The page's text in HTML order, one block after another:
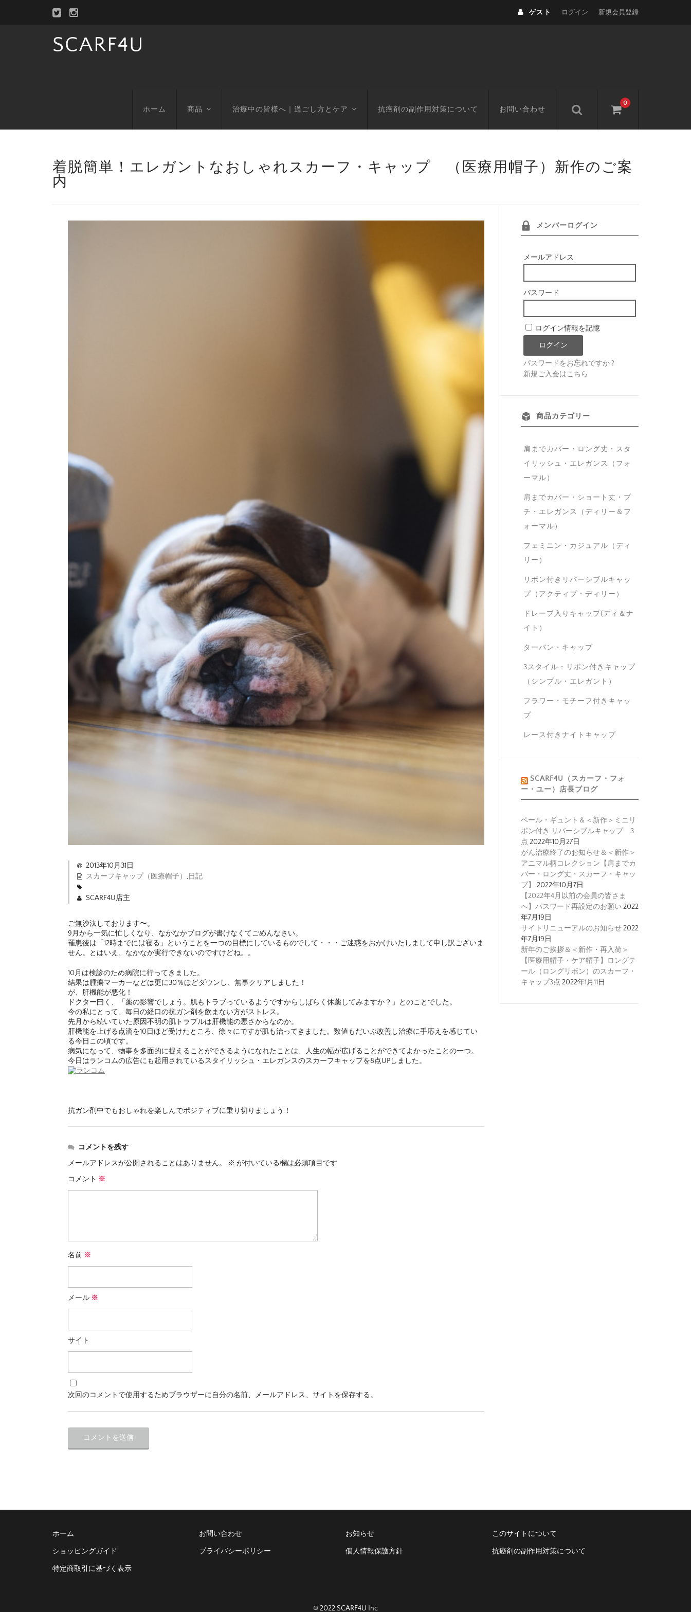
SCARF4U
ゲスト ログイン 新規会員登録
0
ホーム 商品 治療中の皆様へ｜過ごし方とケア 抗癌剤の副作用対策について お問い合わせ
着脱簡単！エレガントなおしゃれスカーフ・キャップ （医療用帽子）新作のご案
内
2013年10月31日
スカーフキャップ（医療帽子） ,日記
SCARF4U店主
ご無沙汰しております〜。
9月から一気に忙しくなり、なかなかブログが書けなくてごめんなさい。
罹患後は「12時までには寝る」ということを一つの目標にしているものでして・・・ご迷惑をおかけいたしまして申し訳ございま
せん。とはいえ、なかなか実行できないのですけどね。。
10月は検診のため病院に行ってきました。
結果は腫瘍マーカーなどは更に30％ほどダウンし、無事クリアしました！
が、肝機能が悪化！
ドクター曰く、「薬の影響でしょう。肌もトラブっているようですからしばらく休薬してみますか？」とのことでした。
今の私にとって、毎日の経口の抗ガン剤を飲まない方がストレス。
先月から続いていた原因不明の肌トラブルは肝機能の悪さからなのか。
肝機能を上げる点滴を10日ほど受けたところ、徐々にですが肌も治ってきました。数値もだいぶ改善し治療に手応えを感じてい
る今日この頃です。
病気になって、物事を多面的に捉えることができるようになれたことは、人生の幅が広げることができてよかったことの一つ。
今日はランコムの広告にも起用されているスタイリッシュ・エレガンスのスカーフキャップを8点UPしました。
抗ガン剤中でもおしゃれを楽しんでポジティブに乗り切りましょう！
コメントを残す
メールアドレスが公開されることはありません。
※ が付いている欄は必須項目です
コメント ※
名前 ※
メール ※
サイト
次回のコメントで使用するためブラウザーに自分の名前、メールアドレス、サイトを保存する。
メンバーログイン
メールアドレス
パスワード
ログイン情報を記憶
パスワードをお忘れですか ?
新規ご入会はこちら
商品カテゴリー
肩までカバー・ロング丈・スタ
イリッシュ・エレガンス（フォ
ーマル）
肩までカバー・ショート丈・プ
チ・エレガンス（ディリー＆フ
ォーマル）
フェミニン・カジュアル（ディ
リー）
リボン付きリバーシブルキャッ
プ（アクティブ・ディリー）
ドレープ入りキャップ(ディ＆ナ
イト）
ターバン・キャップ
3スタイル・リボン付きキャップ
（シンプル・エレガント）
フラワー・モチーフ付きキャッ
プ
レース付きナイトキャップ
SCARF4U（スカーフ・フォ
ー・ユー）店長ブログ
ペール・ギュント＆＜新作＞ミニリ
ボン付き リバーシブルキャップ 3
点 2022年10月27日
がん治療終了のお知らせ＆＜新作＞
アニマル柄コレクション【肩までカ
バー・ロング丈・スカーフ・キャッ
プ】
2022年10月7日
【2022年4月以前の会員の皆さま
へ】パスワード再設定のお願い 2022
年7月19日
サイトリニューアルのお知らせ2022
年7月19日
新年のご挨拶＆＜新作・再入荷＞
【医療用帽子・ケア帽子】ロングテ
ール（ロングリボン）のスカーフ・
キャップ3点 2022年1月11日
ホーム お問い合わせ お知らせ このサイトについて
ショッピングガイド プライバシーポリシー 個人情報保護方針 抗癌剤の副作用対策について
特定商取引に基づく表示
© 2022 SCARF4U Inc